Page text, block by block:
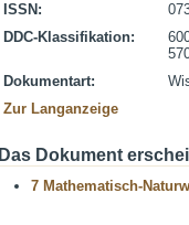
ISSN:
DDC-Klassifikation:
Dokumentart:
Zur Langanzeige
Das Dokument
7 Mathematisch-